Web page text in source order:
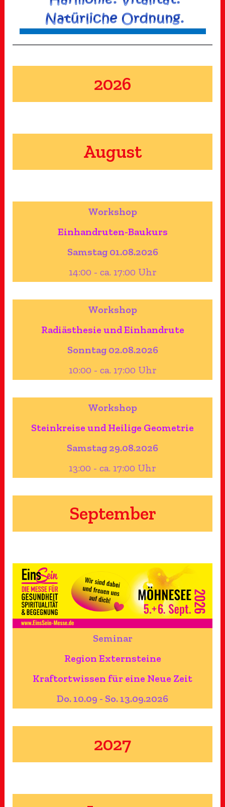
2026
August
Workshop
Einhandruten-Baukurs
Samstag 01.08.2026
14:00 - ca. 17:00 Uhr
Workshop
Radiästhesie und Einhandrute
Sonntag 02.08.2026
10:00 - ca. 17:00 Uhr
Workshop
Steinkreise und Heilige Geometrie
Samstag 29.08.2026
13:00 - ca. 17:00 Uhr
September
Seminar
Region Externsteine
Kraftortwissen für eine Neue Zeit
Do. 10.09 - So. 13.09.2026
2027